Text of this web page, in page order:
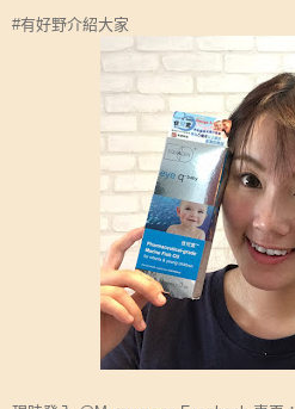
#有好野介紹大家